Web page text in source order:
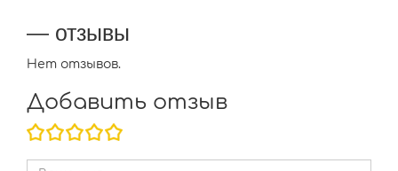
— отзывы
Нет отзывов.
Добавить отзыв